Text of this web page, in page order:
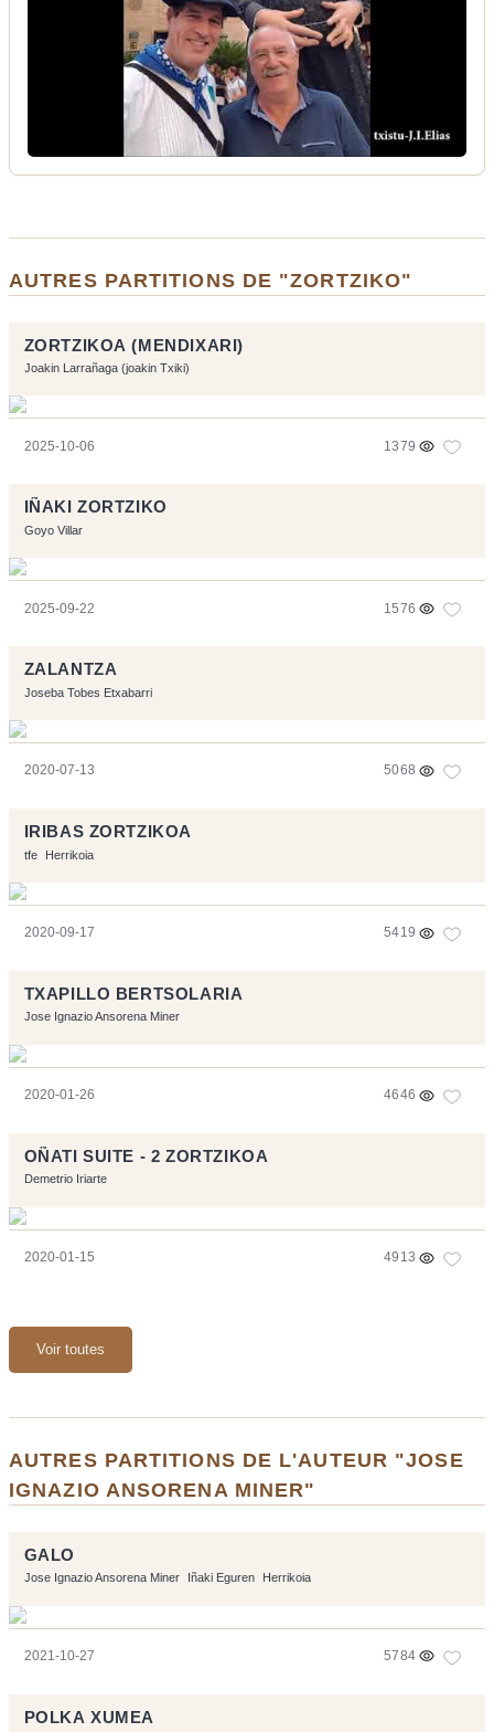
AUTRES PARTITIONS DE "ZORTZIKO"
ZORTZIKOA (MENDIXARI)
Joakin Larrañaga (joakin Txiki)
2025-10-06 1379
IÑAKI ZORTZIKO
Goyo Villar
2025-09-22 1576
ZALANTZA
Joseba Tobes Etxabarri
2020-07-13 5068
IRIBAS ZORTZIKOA
tfe Herrikoia
2020-09-17 5419
TXAPILLO BERTSOLARIA
Jose Ignazio Ansorena Miner
2020-01-26 4646
OÑATI SUITE - 2 ZORTZIKOA
Demetrio Iriarte
2020-01-15 4913
Voir toutes
AUTRES PARTITIONS DE L'AUTEUR "JOSE
IGNAZIO ANSORENA MINER"
GALO
Jose Ignazio Ansorena Miner Iñaki Eguren Herrikoia
2021-10-27 5784
POLKA XUMEA